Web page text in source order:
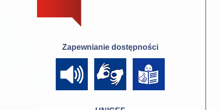
Zapewnianie dostępności